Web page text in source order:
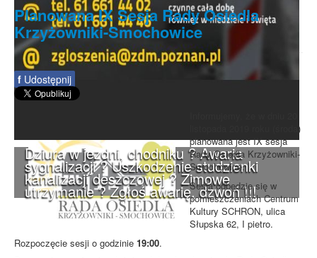
Dziura w jezdni, chodniku ? Awaria
sygnalizacji ? Uszkodzenie studzienki
kanalizacji deszczowej ? Zimowe
utrzymanie ? Zgłoś awarię, dzwoń !!!
Planowana IX Sesja Rady Osiedla
Krzyżowniki-Smochowice
f Udostępnij
listopada 2019 roku (środa)
planowana jest IX sesja
Rady Osiedla Krzyżowniki-
Smochowice.
Sesja odbędzie się w
pomieszczeniach Centrum
Kultury SCHRON, ulica
Słupska 62, I pietro.
Rozpoczęcie sesji o godzinie 19:00.